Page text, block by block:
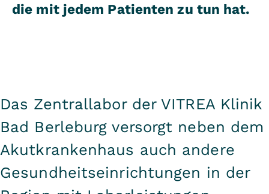
die mit jedem Patienten zu tun hat.
Das Zentrallabor der VITREA Klinik
Bad Berleburg versorgt neben dem
Akutkrankenhaus auch andere
Gesundheitseinrichtungen in der